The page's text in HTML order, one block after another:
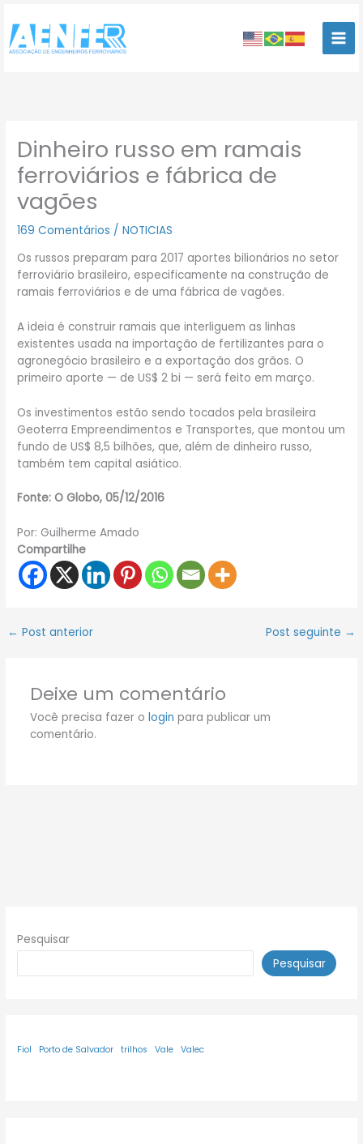
para
conteúdo
Dinheiro russo em ramais
ferroviários e fábrica de
vagões
169 Comentários /NOTICIAS
Os russos preparam para 2017 aportes bilionários no setor
ferroviário brasileiro, especificamente na construção de
ramais ferroviários e de uma fábrica de vagões.
A ideia é construir ramais que interliguem as linhas
existentes usada na importação de fertilizantes para o
agronegócio brasileiro e a exportação dos grãos. O
primeiro aporte — de US$ 2 bi — será feito em março.
Os investimentos estão sendo tocados pela brasileira
Geoterra Empreendimentos e Transportes, que montou um
fundo de US$ 8,5 bilhões, que, além de dinheiro russo,
também tem capital asiático.
Fonte: O Globo, 05/12/2016
Por: Guilherme Amado
Compartilhe
← Post anterior Post seguinte →
Deixe um comentário
Você precisa fazer o login para publicar um
comentário.
Pesquisar
Pesquisar
Fiol Porto de Salvador trilhos Vale Valec